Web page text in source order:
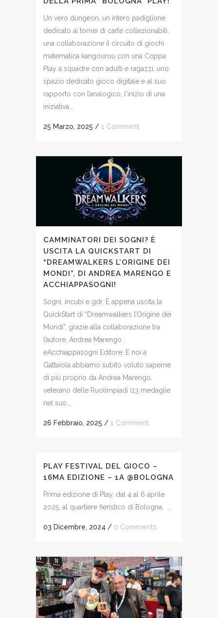
Un vero dungeon, un intero padiglione
dedicato ai tornei di carte collezionabili,
una collaborazione il circuito di giochi
matematica kangourou con una Coppa
Play a squadre con adulti e ragazzi, uno
spazio dedicato gioco digitale e al suo
rapporto con l’analogico, l'inizio di una
iniziativa...
25 Marzo, 2025 / 1 Comment
CAMMINATORI DEI SOGNI? È
USCITA LA QUICKSTART DI
“DREAMWALKERS L’ORIGINE DEI
MONDI”, DI ANDREA MARENGO E
ACCHIAPPASOGNI!
Sogni, incubi e gdr. È appena uscita la
QuickStart di “Dreamwalkers l’Origine dei
Mondi”, grazie alla collaborazione tra
l’autore, Andrea Marengo ,
eAcchiappasogni Editore. E noi a
Gattaiola abbiamo subito voluto saperne
di più proprio da Andrea Marengo,
veterano delle Ruolimpiadi (13 medaglie
nel suo...
26 Febbraio, 2025 / 1 Comment
PLAY FESTIVAL DEL GIOCO –
16MA EDIZIONE – 1A @BOLOGNA
Prima edizione di Play, dal 4 al 6 aprile
2025, al quartiere fieristico di Bologna. ...
03 Dicembre, 2024 / 0 Comments